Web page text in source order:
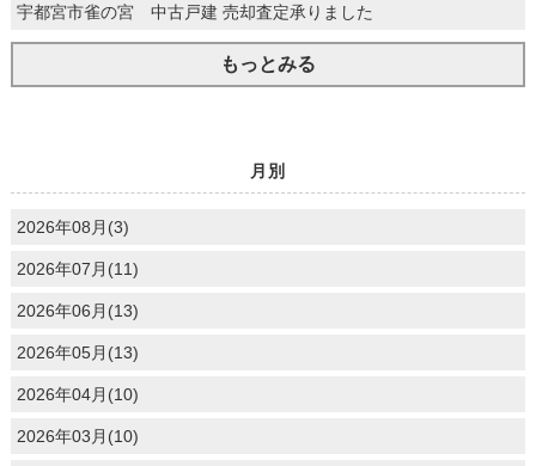
宇都宮市雀の宮 中古戸建 売却査定承りました
もっとみる
月別
2026年08月(3)
2026年07月(11)
2026年06月(13)
2026年05月(13)
2026年04月(10)
2026年03月(10)